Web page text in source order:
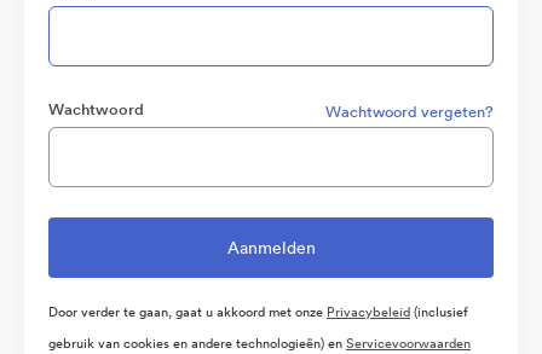
Wachtwoord Wachtwoord vergeten?
Door verder te gaan, gaat u akkoord met onze Privacybeleid(inclusief
gebruik van cookies en andere technologieën) enServicevoorwaarden